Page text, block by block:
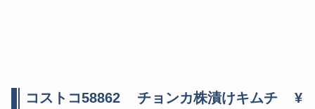
コストコ58862 チョンカ株漬けキムチ ¥